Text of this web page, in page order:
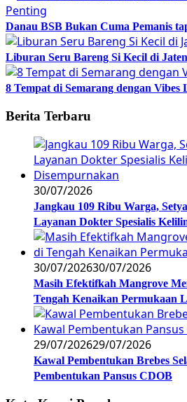
Danau BSB Bukan Cuma Pemanis
Liburan Seru Bareng Si Kecil di
8 Tempat di Semarang dengan Vibes
Berita Terbaru
30/07/2026
Jangkau 109 Ribu Warga,
Layanan Dokter Spesialis
30/07/202630/07/2026
Masih Efektifkah Mangrove
Tengah Kenaikan Permukaan
29/07/202629/07/2026
Kawal Pembentukan Brebes
Pembentukan Pansus CDOB